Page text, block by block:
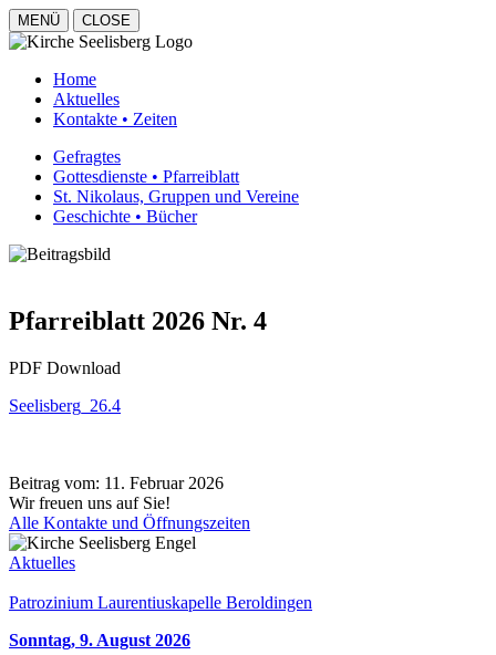
MENÜ CLOSE
Home
Aktuelles
Kontakte • Zeiten
Gefragtes
Gottesdienste • Pfarreiblatt
St. Nikolaus, Gruppen und Vereine
Geschichte • Bücher
Pfarreiblatt 2026 Nr. 4
PDF Download
Seelisberg_26.4
Beitrag vom: 11. Februar 2026
Wir freuen uns auf Sie!
Alle Kontakte und Öffnungszeiten
Aktuelles
Patrozinium Laurentiuskapelle Beroldingen
Sonntag, 9. August 2026